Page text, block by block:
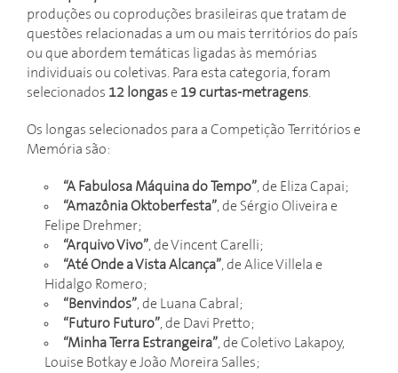
produções ou coproduções brasileiras que tratam de
questões relacionadas a um ou mais territórios do país
ou que abordem temáticas ligadas às memórias
individuais ou coletivas. Para esta categoria, foram
selecionados 12 longase 19 curtas-metragens.
Os longas selecionados para a Competição Territórios e
Memória são:
“A Fabulosa Máquina do Tempo”, de Eliza Capai;
“Amazônia Oktoberfesta”, de Sérgio Oliveira e
Felipe Drehmer;
“Arquivo Vivo”, de Vincent Carelli;
“Até Onde a Vista Alcança”, de Alice Villela e
Hidalgo Romero;
“Benvindos”, de Luana Cabral;
“Futuro Futuro”, de Davi Pretto;
“Minha Terra Estrangeira”, de Coletivo Lakapoy,
Louise Botkay e João Moreira Salles;